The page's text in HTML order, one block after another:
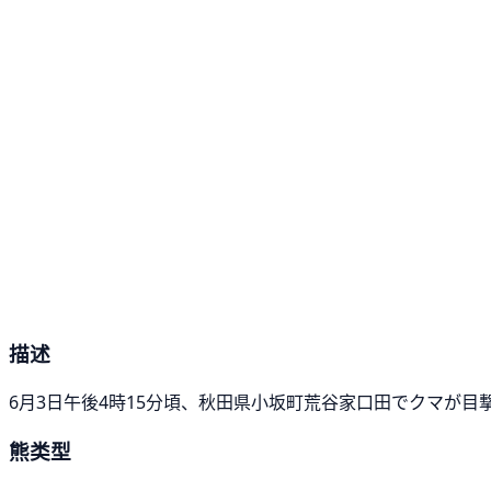
描述
6月3日午後4時15分頃、秋田県小坂町荒谷家口田でクマが目
熊类型